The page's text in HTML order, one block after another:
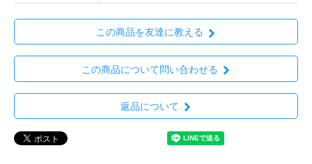
この商品を友達に教える
この商品について問い合わせる
返品について